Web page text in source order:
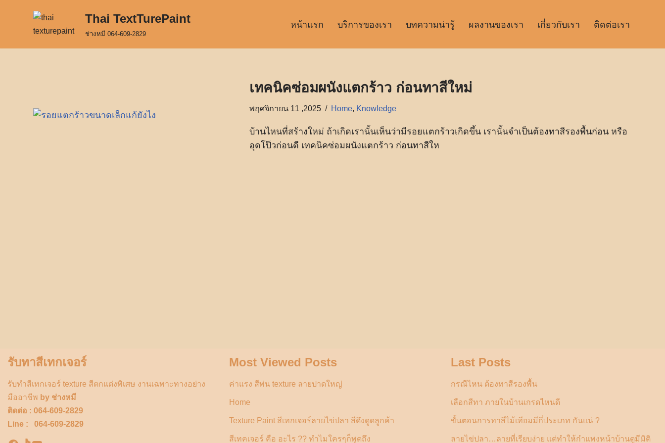
Thai TextTurePaint
ช่างหมี 064-609-2829
หน้าแรก บริการของเรา บทความน่ารู้ ผลงานของเรา เกี่ยวกับเรา ติดต่อเรา
เทคนิคซ่อมผนังแตกร้าว ก่อนทาสีใหม่
พฤศจิกายน 11 ,2025 Home, Knowledge
บ้านไหนที่สร้างใหม่ ถ้าเกิดเรานั้นเห็นว่ามีรอยแตกร้าวเกิดขึ้น เรานั้นจำเป็นต้องทาสีรองพื้นก่อน หรือ
อุดโป๊วก่อนดี เทคนิคซ่อมผนังแตกร้าว ก่อนทาสีให
รับทาสีเทกเจอร์
รับทำสีเทกเจอร์ texture สีตกแต่งพิเศษ งานเฉพาะทางอย่าง
มืออาชีพ by ช่างหมี
ติดต่อ : 064-609-2829
Line : 064-609-2829
Most Viewed Posts
ค่าแรง สีพ่น texture ลายปาดใหญ่
Home
Texture Paint สีเทกเจอร์ลายไข่ปลา สีดึงดูดลูกค้า
สีเทคเจอร์ คือ อะไร ?? ทำไมใครๆก็พูดถึง
Last Posts
กรณีไหน ต้องทาสีรองพื้น
เลือกสีทา ภายในบ้านเกรดไหนดี
ขั้นตอนการทาสีไม้เทียมมีกี่ประเภท กันแน่ ?
ลายไข่ปลา…ลายที่เรียบง่าย แต่ทำให้กำแพงหน้าบ้านดูมีมิติ